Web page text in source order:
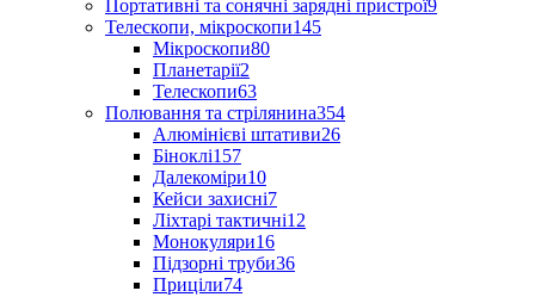
Портативні та сонячні зарядні пристрої9
Телескопи, мікроскопи145
Мікроскопи80
Планетарії2
Телескопи63
Полювання та стрілянина354
Алюмінієві штативи26
Біноклі157
Далекоміри10
Кейси захисні7
Ліхтарі тактичні12
Монокуляри16
Підзорні труби36
Приціли74